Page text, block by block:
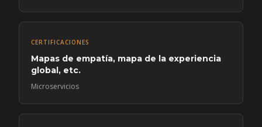
CERTIFICACIONES
Mapas de empatía, mapa de la experiencia
global, etc.
Microservicios